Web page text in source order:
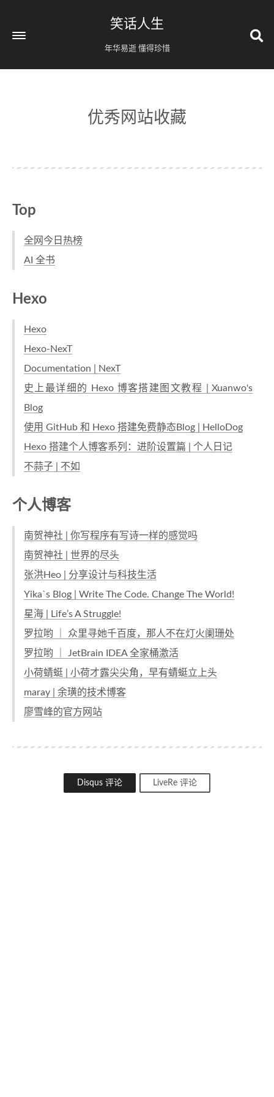
笑话人生
年华易逝 懂得珍惜
优秀网站收藏
Top
全网今日热榜
AI 全书
Hexo
Hexo
Hexo-NexT
Documentation | NexT
史上最详细的 Hexo 博客搭建图文教程 | Xuanwo's
Blog
使用 GitHub 和 Hexo 搭建免费静态Blog | HelloDog
Hexo 搭建个人博客系列：进阶设置篇 | 个人日记
不蒜子 | 不如
个人博客
南贺神社 | 你写程序有写诗一样的感觉吗
南贺神社 | 世界的尽头
张洪Heo | 分享设计与科技生活
Yika`s Blog | Write The Code. Change The World!
星海 | Life’s A Struggle!
罗拉哟 ｜ 众里寻她千百度，那人不在灯火阑珊处
罗拉哟 ｜ JetBrain IDEA 全家桶激活
小荷蜻蜓 | 小荷才露尖尖角，早有蜻蜓立上头
maray | 余璜的技术博客
廖雪峰的官方网站
Disqus 评论 LiveRe 评论